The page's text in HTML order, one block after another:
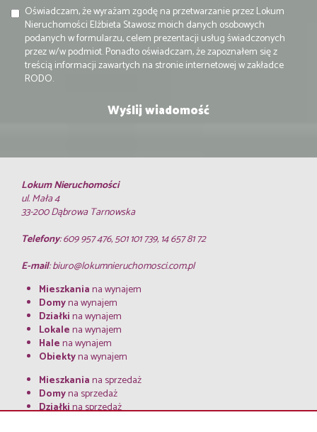
Oświadczam, że wyrażam zgodę na przetwarzanie przez Lokum
Nieruchomości Elżbieta Stawosz moich danych osobowych
podanych w formularzu, celem prezentacji usług świadczonych
przez w/w podmiot. Ponadto oświadczam, że zapoznałem się z
treścią informacji zawartych na stronie internetowej w zakładce
RODO.
Lokum Nieruchomości
ul. Mała 4
33-200 Dąbrowa Tarnowska
Telefony: 609 957 476, 501 101 739, 14 657 81 72
E-mail:biuro@lokumnieruchomosci.com.pl
Mieszkaniana wynajem
Domyna wynajem
Działkina wynajem
Lokalena wynajem
Halena wynajem
Obiektyna wynajem
Mieszkaniana sprzedaż
Domyna sprzedaż
Działkina sprzedaż